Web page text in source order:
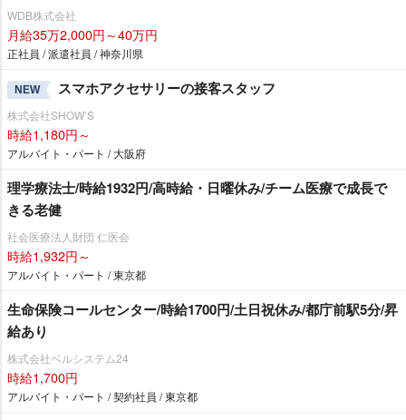
WDB株式会社
月給35万2,000円～40万円
正社員 / 派遣社員 / 神奈川県
NEW スマホアクセサリーの接客スタッフ
株式会社SHOW’S
時給1,180円～
アルバイト・パート / 大阪府
理学療法士/時給1932円/高時給・日曜休み/チーム医療で成長で
きる老健
社会医療法人財団 仁医会
時給1,932円～
アルバイト・パート / 東京都
生命保険コールセンター/時給1700円/土日祝休み/都庁前駅5分/昇
給あり
株式会社ベルシステム24
時給1,700円
アルバイト・パート / 契約社員 / 東京都